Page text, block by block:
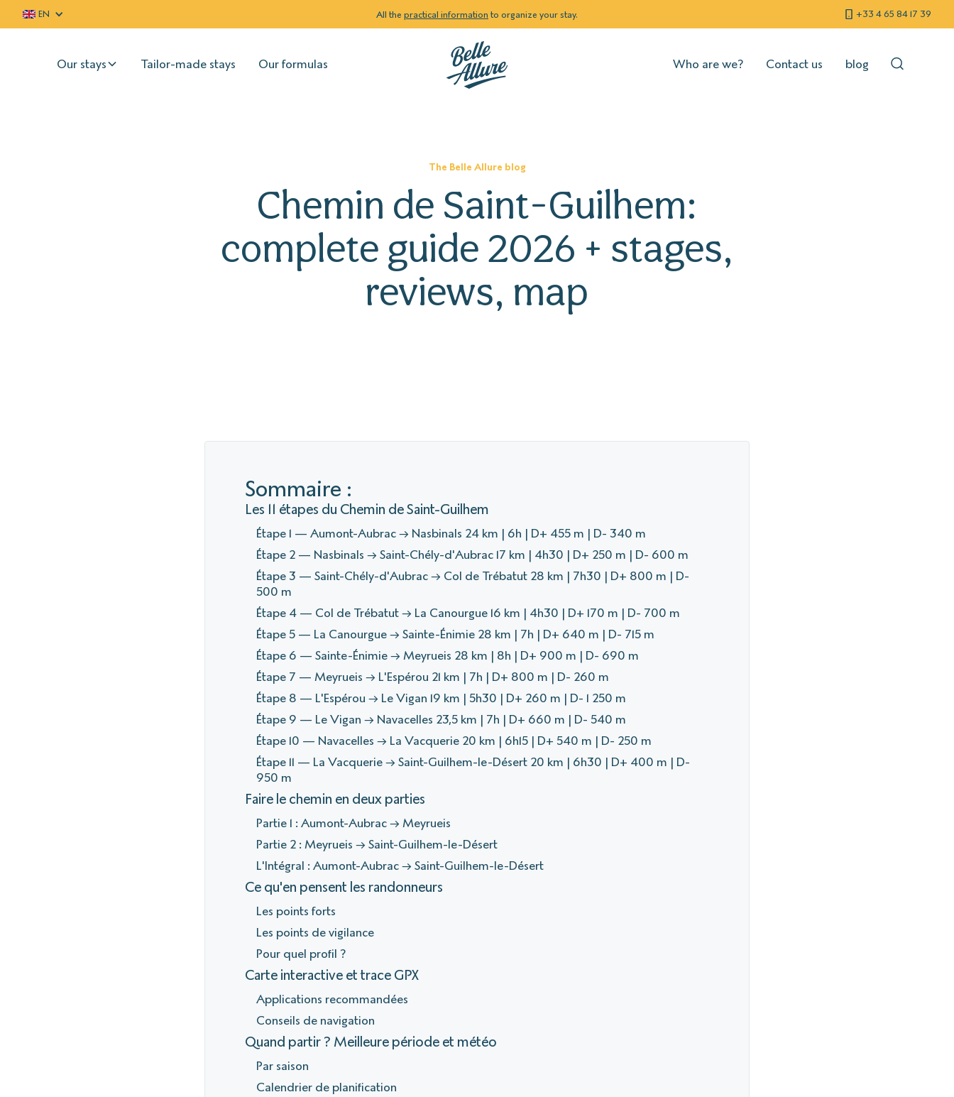
All the practical information to organize your stay.
EN +33 4 65 84 17 39
Our stays Tailor-made stays Our formulas Who are we? Contact us blog
The Belle Allure blog
Chemin de Saint-Guilhem:
complete guide 2026 + stages,
reviews, map
Sommaire :
Les 11 étapes du Chemin de Saint-Guilhem
Étape 1 — Aumont-Aubrac → Nasbinals 24 km | 6h | D+ 455 m | D- 340 m
Étape 2 — Nasbinals → Saint-Chély-d'Aubrac 17 km | 4h30 | D+ 250 m | D- 600 m
Étape 3 — Saint-Chély-d'Aubrac → Col de Trébatut 28 km | 7h30 | D+ 800 m | D-
500 m
Étape 4 — Col de Trébatut → La Canourgue 16 km | 4h30 | D+ 170 m | D- 700 m
Étape 5 — La Canourgue → Sainte-Énimie 28 km | 7h | D+ 640 m | D- 715 m
Étape 6 — Sainte-Énimie → Meyrueis 28 km | 8h | D+ 900 m | D- 690 m
Étape 7 — Meyrueis → L'Espérou 21 km | 7h | D+ 800 m | D- 260 m
Étape 8 — L'Espérou → Le Vigan 19 km | 5h30 | D+ 260 m | D- 1 250 m
Étape 9 — Le Vigan → Navacelles 23,5 km | 7h | D+ 660 m | D- 540 m
Étape 10 — Navacelles → La Vacquerie 20 km | 6h15 | D+ 540 m | D- 250 m
Étape 11 — La Vacquerie → Saint-Guilhem-le-Désert 20 km | 6h30 | D+ 400 m | D-
950 m
Faire le chemin en deux parties
Partie 1 : Aumont-Aubrac → Meyrueis
Partie 2 : Meyrueis → Saint-Guilhem-le-Désert
L'Intégral : Aumont-Aubrac → Saint-Guilhem-le-Désert
Ce qu'en pensent les randonneurs
Les points forts
Les points de vigilance
Pour quel profil ?
Carte interactive et trace GPX
Applications recommandées
Conseils de navigation
Quand partir ? Meilleure période et météo
Par saison
Calendrier de planification